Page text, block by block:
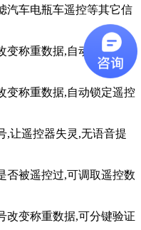
汽车电瓶车遥控等其它信
称重数据,自动恢复真实
变称重数据,自动锁定遥控
,让遥控器失灵,无语音提
否被遥控过,可调取遥控数
改变称重数据,可分键验证